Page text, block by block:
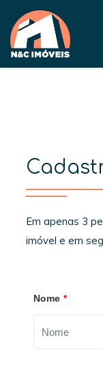
Em apenas 3
imóvel e em
Nome *